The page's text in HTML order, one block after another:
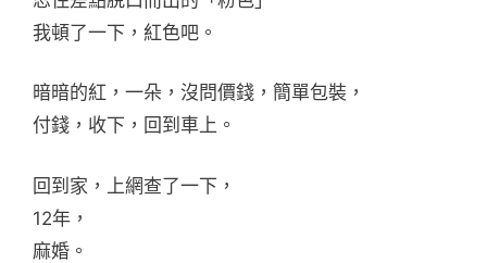
我頓了一下，紅色吧。
暗暗的紅，一朵，沒問價錢，簡單包裝，
付錢，收下，回到車上。
回到家，上網查了一下，
12年，
麻婚。